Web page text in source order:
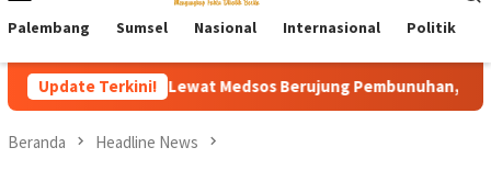
Mobile
Palembang Sumsel Nasional Internasional Politik
Update Terkini!
Lewat Medsos Berujung Pembunuhan, Pelaku Ditangkap di
Beranda Headline News